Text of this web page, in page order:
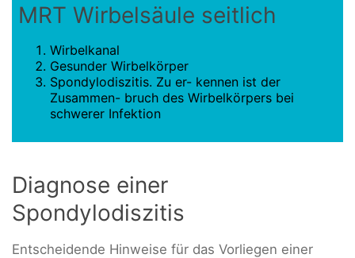
MRT Wirbelsäule seitlich
Wirbelkanal
Gesunder Wirbelkörper
Spondylodiszitis. Zu er- kennen ist der
Zusammen- bruch des Wirbelkörpers bei
schwerer Infektion
Diagnose einer
Spondylodiszitis
Entscheidende Hinweise für das Vorliegen einer